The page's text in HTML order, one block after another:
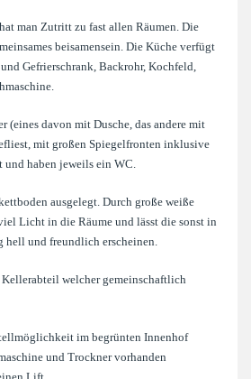
man Zutritt zu fast allen Räumen. Die
beisamensein. Die Küche verfügt
Gefrierschrank, Backrohr, Kochfeld,
(eines davon mit Dusche, das andere mit
mit großen Spiegelfronten inklusive
und haben jeweils ein WC.
ausgelegt. Durch große weiße
Licht in die Räume und lässt die sonst in
hell und freundlich erscheinen.
welcher gemeinschaftlich
im begrünten Innenhof
und Trockner vorhanden